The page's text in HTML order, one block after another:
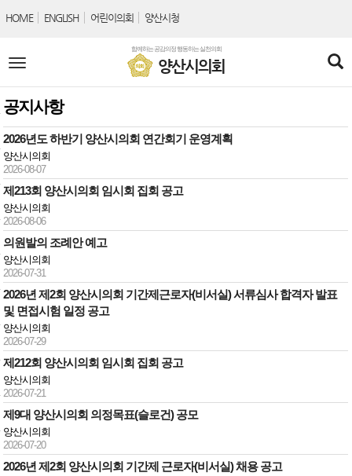
함께하는 공감의정 행동하는 실천의회
양산시의회
HOME ENGLISH 어린이의회 양산시청
전
메
뉴
공지사항
2026년도 하반기 양산시의회 연간회기 운영계획
양산시의회
2026-08-07
제213회 양산시의회 임시회 집회 공고
양산시의회
2026-08-06
의원발의 조례안 예고
양산시의회
2026-07-31
2026년 제2회 양산시의회 기간제근로자(비서실) 서류심사 합격자 발표
및 면접시험 일정 공고
양산시의회
2026-07-29
제212회 양산시의회 임시회 집회 공고
양산시의회
2026-07-21
제9대 양산시의회 의정목표(슬로건) 공모
양산시의회
2026-07-20
2026년 제2회 양산시의회 기간제 근로자(비서실) 채용 공고